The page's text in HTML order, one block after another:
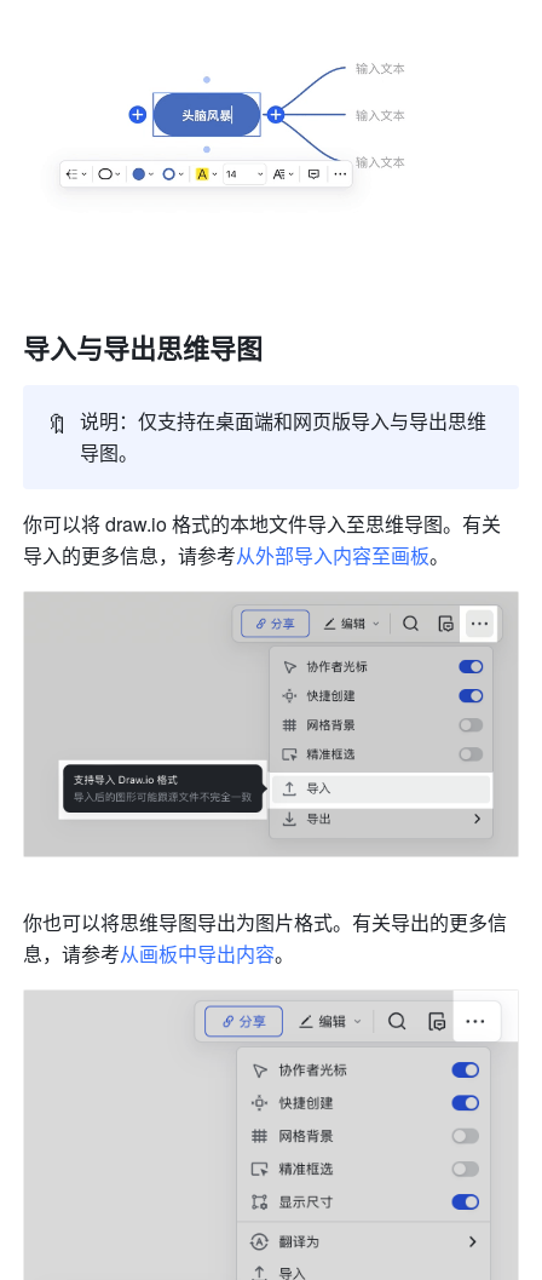
导入与导出思维导图
🔖
说明：仅支持在桌面端和网页版导入与导出思维
导图。
你可以将 draw.io 格式的本地文件导入至思维导图。有关
导入的更多信息，请参考从外部导入内容至画板。
你也可以将思维导图导出为图片格式。有关导出的更多信
息，请参考从画板中导出内容。